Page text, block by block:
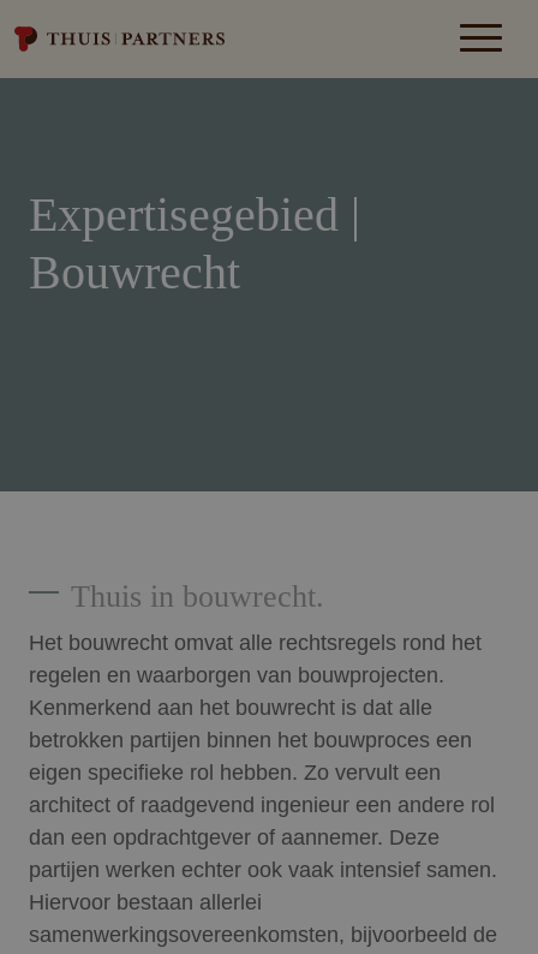
Expertisegebied |
Bouwrecht
Thuis in bouwrecht.
Het bouwrecht omvat alle rechtsregels rond het
regelen en waarborgen van bouwprojecten.
Kenmerkend aan het bouwrecht is dat alle
betrokken partijen binnen het bouwproces een
eigen specifieke rol hebben. Zo vervult een
architect of raadgevend ingenieur een andere rol
dan een opdrachtgever of aannemer. Deze
partijen werken echter ook vaak intensief samen.
Hiervoor bestaan allerlei
samenwerkingsovereenkomsten, bijvoorbeeld de